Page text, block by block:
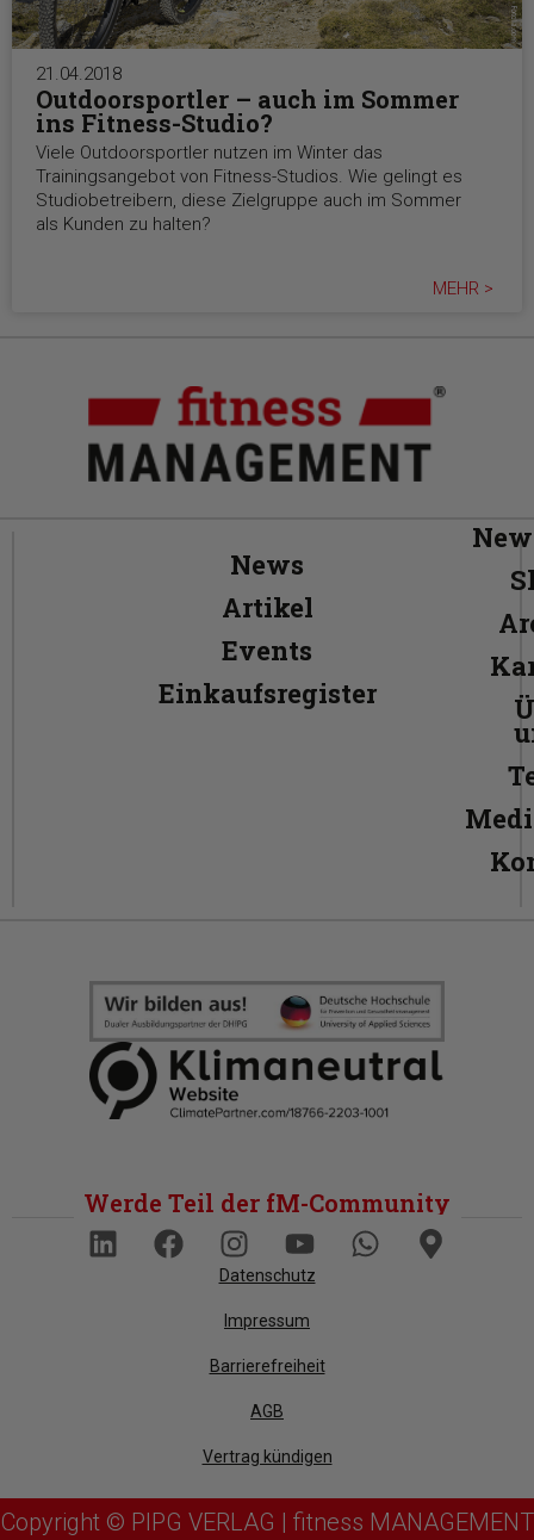
21.04.2018
Outdoorsportler – auch im Sommer
ins Fitness-Studio?
Viele Outdoorsportler nutzen im Winter das
Trainingsangebot von Fitness-Studios. Wie gelingt es
Studiobetreibern, diese Zielgruppe auch im Sommer
als Kunden zu halten?
MEHR >
News
Artikel
Events
Einkaufsregister
Werde Teil der fM-Community
Datenschutz
Impressum
Barrierefreiheit
AGB
Vertrag kündigen
Copyright © PIPG VERLAG | fitness MANAGEMENT